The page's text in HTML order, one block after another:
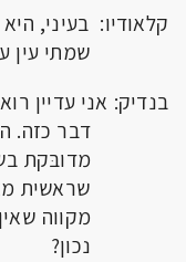
קלאודיו: בעיני,
שמתי עין
בנדיק: אני עדיין
דבר כזה.
מדובּקת
שראשית
מקווה
נכון?